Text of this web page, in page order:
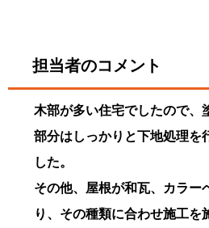
担当者のコメント
木部が多い住宅でしたので、
部分はしっかりと下地処理を
した。
その他、屋根が和瓦、カラー
り、その種類に合わせ施工を